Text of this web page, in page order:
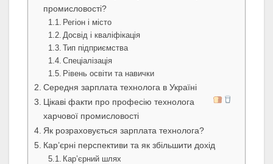
промисловості?
Регіон і місто
Досвід і кваліфікація
Тип підприємства
Спеціалізація
Рівень освіти та навички
Середня зарплата технолога в Україні
Цікаві факти про професію технолога
харчової промисловості
Як розраховується зарплата технолога?
Кар’єрні перспективи та як збільшити дохід
Кар’єрний шлях